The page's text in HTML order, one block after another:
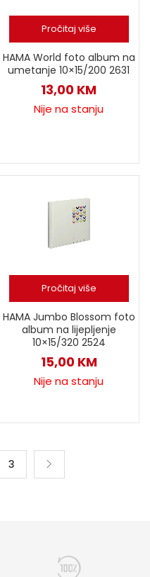
Pročitaj više
HAMA World foto album na
umetanje 10×15/200 2631
13,00 KM
Nije na stanju
Pročitaj više
HAMA Jumbo Blossom foto
album na lijepljenje
10×15/320 2524
15,00 KM
Nije na stanju
3